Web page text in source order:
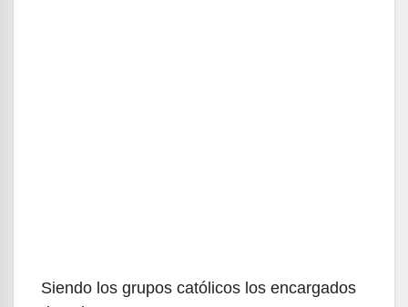
Siendo los grupos católicos los encargados